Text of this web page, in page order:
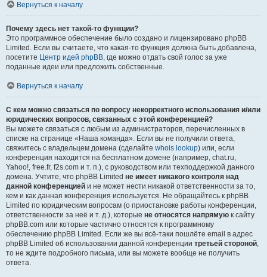
Вернуться к началу
Почему здесь нет такой-то функции?
Это программное обеспечение было создано и лицензировано phpBB
Limited. Если вы считаете, что какая-то функция должна быть добавлена,
посетите Центр идей phpBB, где можно отдать свой голос за уже
поданные идеи или предложить собственные.
Вернуться к началу
С кем можно связаться по вопросу некорректного использования и/или
юридических вопросов, связанных с этой конференцией?
Вы можете связаться с любым из администраторов, перечисленных в
списке на странице «Наша команда». Если вы не получили ответа,
свяжитесь с владельцем домена (сделайте whois lookup) или, если
конференция находится на бесплатном домене (например, chat.ru,
Yahoo!, free.fr, f2s.com и т. п.), с руководством или техподдержкой данного
домена. Учтите, что phpBB Limited не имеет никакого контроля над
данной конференцией и не может нести никакой ответственности за то,
кем и как данная конференция используется. Не обращайтесь к phpBB
Limited по юридическим вопросам (о приостановке работы конференции,
ответственности за неё и т. д.), которые не относятся напрямую к сайту
phpBB.com или которые частично относятся к программному
обеспечению phpBB Limited. Если же вы всё-таки пошлёте email в адрес
phpBB Limited об использовании данной конференции третьей стороной,
то не ждите подробного письма, или вы можете вообще не получить
ответа.